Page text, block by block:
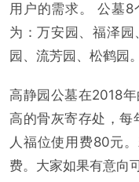
用户的需求。 公墓8
为：万安园、福泽
园、流芳园、松鹤园。
高静园公墓在2018
高的骨灰寄存处，每
人福位使用费80元
费。大家如果有意向